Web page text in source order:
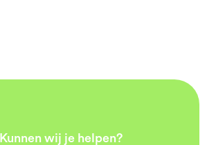
Kunnen wij je helpen?